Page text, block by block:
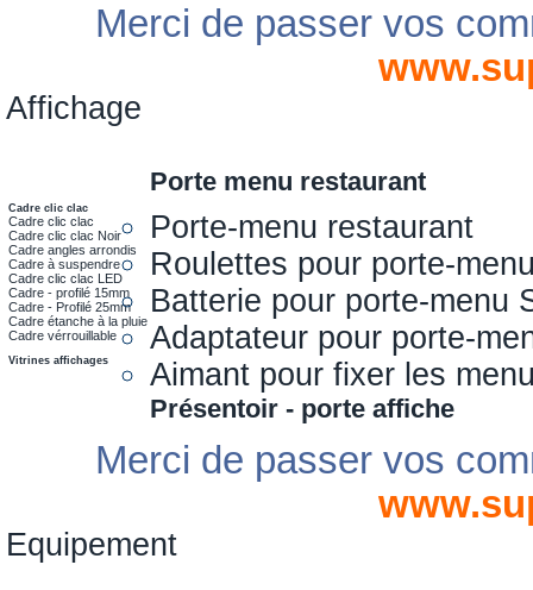
Merci de passer vos
Affichage
Cadre clic clac
Cadre clic clac
Cadre clic clac Noir
Cadre angles arrondis
Cadre à suspendre
Cadre clic clac LED
Cadre - profilé 15mm
Cadre - Profilé 25mm
Cadre étanche à la pluie
Cadre vérrouillable
Vitrines affichages
Porte menu restaurant
Porte-menu restaurant
Roulettes pour porte-
Batterie pour porte-menu
Adaptateur pour porte-
Aimant pour fixer les
Présentoir - porte affiche
Merci de passer vos
Equipement